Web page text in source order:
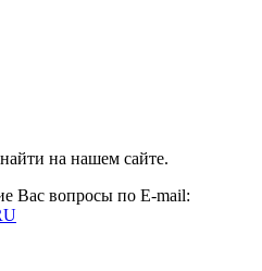
на нашем сайте.
Вас вопросы по E-mail: